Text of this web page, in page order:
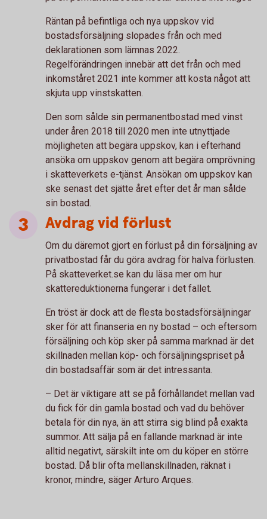
Räntan på befintliga och nya uppskov vid
bostadsförsäljning slopades från och med
deklarationen som lämnas 2022.
Regelförändringen innebär att det från och med
inkomståret 2021 inte kommer att kosta något att
skjuta upp vinstskatten.
Den som sålde sin permanentbostad med vinst
under åren 2018 till 2020 men inte utnyttjade
möjligheten att begära uppskov, kan i efterhand
ansöka om uppskov genom att begära omprövning
i skatteverkets e-tjänst. Ansökan om uppskov kan
ske senast det sjätte året efter det år man sålde
sin bostad.
Avdrag vid förlust
Om du däremot gjort en förlust på din försäljning av
privatbostad får du göra avdrag för halva förlusten.
På skatteverket.se kan du läsa mer om hur
skattereduktionerna fungerar i det fallet.
En tröst är dock att de flesta bostadsförsäljningar
sker för att finanseria en ny bostad – och eftersom
försäljning och köp sker på samma marknad är det
skillnaden mellan köp- och försäljningspriset på
din bostadsaffär som är det intressanta.
– Det är viktigare att se på förhållandet mellan vad
du fick för din gamla bostad och vad du behöver
betala för din nya, än att stirra sig blind på exakta
summor. Att sälja på en fallande marknad är inte
alltid negativt, särskilt inte om du köper en större
bostad. Då blir ofta mellanskillnaden, räknat i
kronor, mindre, säger Arturo Arques.